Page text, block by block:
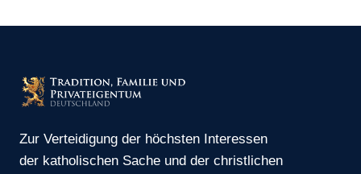
Zur Verteidigung der höchsten Interessen
der katholischen Sache und der christlichen